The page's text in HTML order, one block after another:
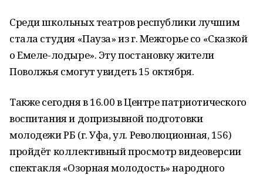
Среди школьных театров республики лучшим
стала студия «Пауза» из г. Межгорье со «Сказкой
о Емеле-лодыре». Эту постановку жители
Поволжья смогут увидеть 15 октября.
Также сегодня в 16.00 в Центре патриотического
воспитания и допризывной подготовки
молодежи РБ (г. Уфа, ул. Революционная, 156)
пройдёт коллективный просмотр видеоверсии
спектакля «Озорная молодость» народного